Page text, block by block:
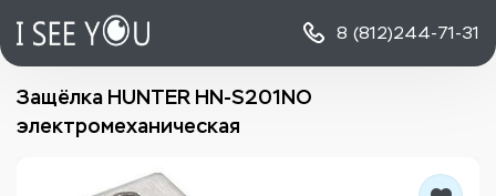
8 (812)244-71-31
Защёлка HUNTER HN-S201NO
электромеханическая